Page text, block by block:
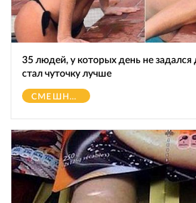
35 людей, у которых день не задался
стал чуточку лучше
СМЕШНОЕ